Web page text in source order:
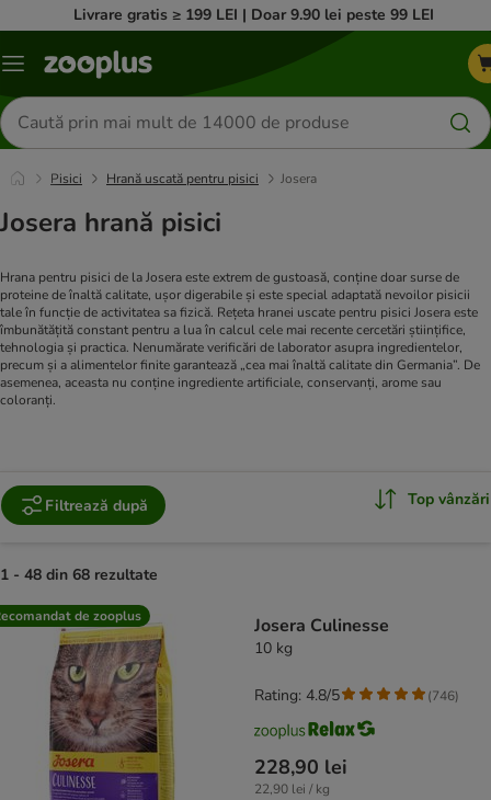
Livrare gratis ≥ 199 LEI | Doar 9.90 lei peste 99 LEI
Categorii
Căutare
produse
Pisici Hrană uscată pentru pisici Josera
Josera hrană pisici
Hrana pentru pisici de la Josera este extrem de gustoasă, conține doar surse de
proteine ​​de înaltă calitate, ușor digerabile și este special adaptată nevoilor pisicii
tale în funcție de activitatea sa fizică. Rețeta hranei uscate pentru pisici Josera este
îmbunătățită constant pentru a lua în calcul cele mai recente cercetări științifice,
tehnologia și practica. Nenumărate verificări de laborator asupra ingredientelor,
precum și a alimentelor finite garantează „cea mai înaltă calitate din Germania”. De
asemenea, aceasta nu conține ingrediente artificiale, conservanți, arome sau
coloranți.
Filtrează după Top vânzări
1 - 48 din 68 rezultate
product items have been changed
de zooplus Josera Culinesse
10 kg
228,90 lei
22,90 lei / kg
Rating: 4.8/5 (746)